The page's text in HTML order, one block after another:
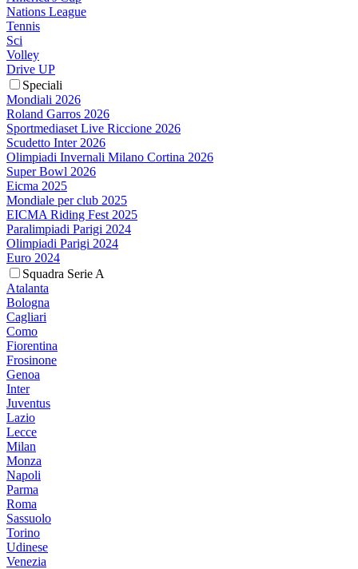
Nations League
Tennis
Sci
Volley
Drive UP
Speciali
Mondiali 2026
Roland Garros 2026
Sportmediaset Live Riccione 2026
Scudetto Inter 2026
Olimpiadi Invernali Milano Cortina 2026
Super Bowl 2026
Eicma 2025
Mondiale per club 2025
EICMA Riding Fest 2025
Paralimpiadi Parigi 2024
Olimpiadi Parigi 2024
Euro 2024
Squadra Serie A
Atalanta
Bologna
Cagliari
Como
Fiorentina
Frosinone
Genoa
Inter
Juventus
Lazio
Lecce
Milan
Monza
Napoli
Parma
Roma
Sassuolo
Torino
Udinese
Venezia